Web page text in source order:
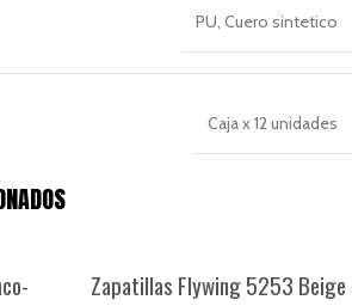
PU, Cuero sintetico
Caja x 12 unidades
Zapatillas Flywing 5253 Beige